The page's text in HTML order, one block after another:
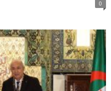
0